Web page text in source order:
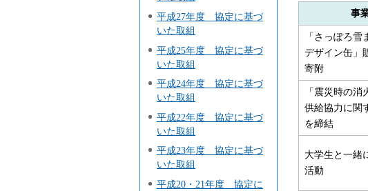
平成27年度 協定に基づ
いた取組
平成25年度 協定に基づ
いた取組
平成24年度 協定に基づ
いた取組
平成22年度 協定に基づ
いた取組
平成23年度 協定に基づ
いた取組
平成20・21年度 協定に
事
「さっぽろ雪
デザイン缶」
寄附
「震災時の消
供給協力に関
を締結
大学生と一緒
活動